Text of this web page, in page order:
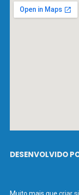
DESENVOLVIDO